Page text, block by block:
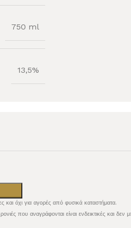
750 ml
13,5%
και όχι για αγορές από φυσικά καταστήματα.
που αναγράφονται είναι ενδεικτικές και